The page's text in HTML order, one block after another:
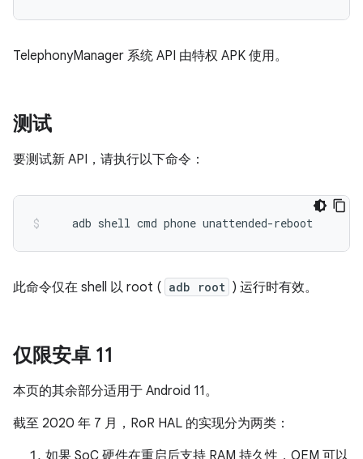
TelephonyManager 系统 API 由特权 APK 使用。
测试
要测试新 API，请执行以下命令：
adb shell cmd phone unattended-reboot
此命令仅在 shell 以 root ( adb root ) 运行时有效。
仅限安卓 11
本页的其余部分适用于 Android 11。
截至 2020 年 7 月，RoR HAL 的实现分为两类：
如果 SoC 硬件在重启后支持 RAM 持久性，OEM 可以